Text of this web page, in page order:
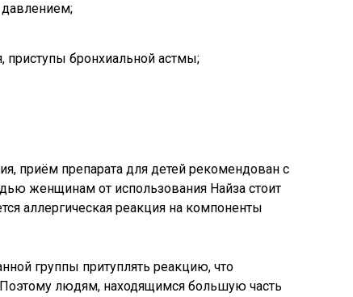
приступы бронхиальной астмы;
приём препарата для детей рекомендован с
женщинам от использования Найза стоит
аллергическая реакция на компоненты
группы притуплять реакцию, что
людям, находящимся большую часть